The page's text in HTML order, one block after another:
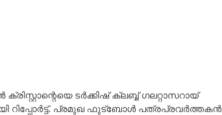
ടർക്കിഷ് ക്ലബ്ബ് ഗലറ്റാസറായ്
റിപ്പോർട്ട്. പ്രമുഖ ഫുട്ബോൾ പത്രപ്രവർത്തകൻ